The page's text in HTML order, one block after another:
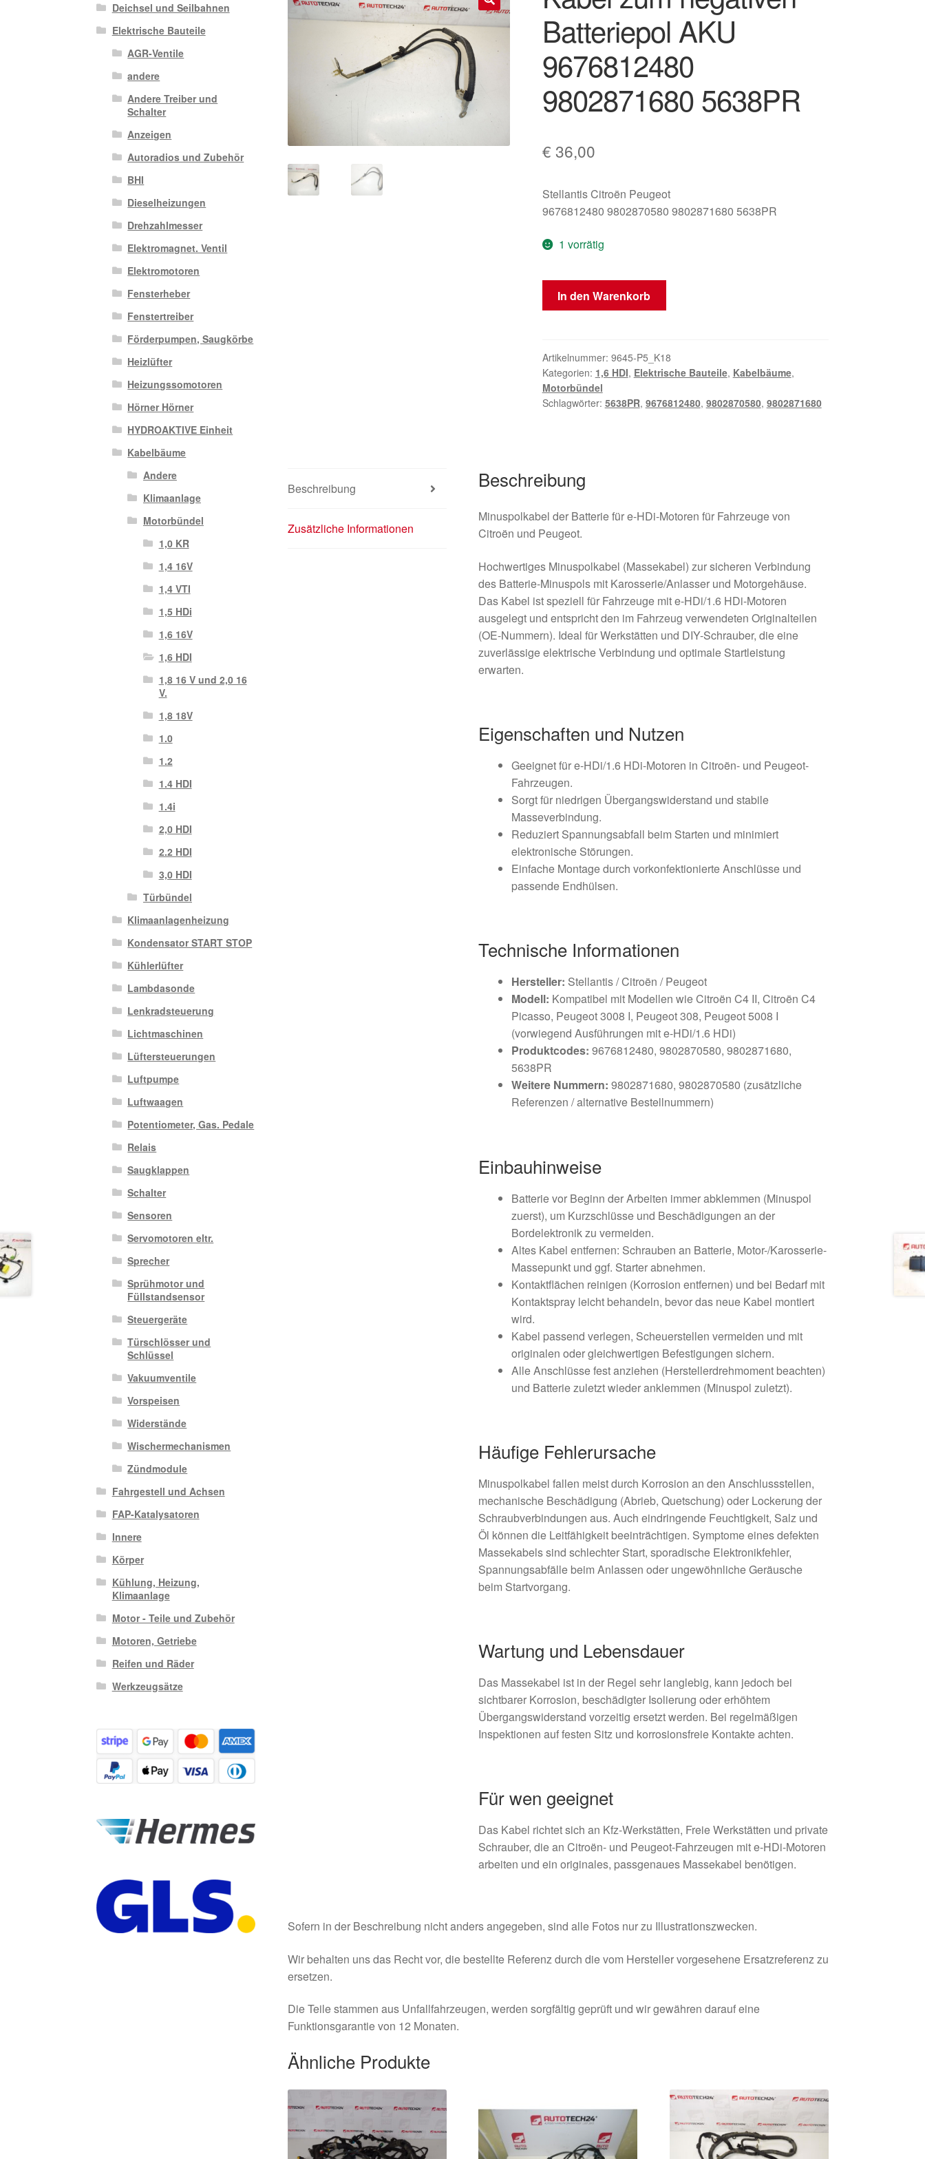
🔍
Batteriepol AKU
9676812480
9802871680 5638PR
€ 36,00
Stellantis Citroën Peugeot
9676812480 9802870580 9802871680 5638PR
1 vorrätig
Kabel
zum
AKU
9676812480
9802871680
5638PR
In den Warenkorb
Artikelnummer: 9645-P5_K18
Kategorien: 1,6 HDI, Elektrische Bauteile, Kabelbäume,
Motorbündel
Schlagwörter: 5638PR, 9676812480, 9802870580, 9802871680
Beschreibung
Zusätzliche Informationen
Beschreibung
Minuspolkabel der Batterie für e-HDi-Motoren für Fahrzeuge von
Citroën und Peugeot.
Hochwertiges Minuspolkabel (Massekabel) zur sicheren Verbindung
des Batterie-Minuspols mit Karosserie/Anlasser und Motorgehäuse.
Das Kabel ist speziell für Fahrzeuge mit e-HDi/1.6 HDi-Motoren
ausgelegt und entspricht den im Fahrzeug verwendeten Originalteilen
(OE-Nummern). Ideal für Werkstätten und DIY-Schrauber, die eine
zuverlässige elektrische Verbindung und optimale Startleistung
erwarten.
Eigenschaften und Nutzen
Geeignet für e-HDi/1.6 HDi-Motoren in Citroën- und Peugeot-
Fahrzeugen.
Sorgt für niedrigen Übergangswiderstand und stabile
Masseverbindung.
Reduziert Spannungsabfall beim Starten und minimiert
elektronische Störungen.
Einfache Montage durch vorkonfektionierte Anschlüsse und
passende Endhülsen.
Technische Informationen
Hersteller: Stellantis / Citroën / Peugeot
Modell: Kompatibel mit Modellen wie Citroën C4 II, Citroën C4
Picasso, Peugeot 3008 I, Peugeot 308, Peugeot 5008 I
(vorwiegend Ausführungen mit e-HDi/1.6 HDi)
Produktcodes: 9676812480, 9802870580, 9802871680,
5638PR
Weitere Nummern: 9802871680, 9802870580 (zusätzliche
Referenzen / alternative Bestellnummern)
Einbauhinweise
Batterie vor Beginn der Arbeiten immer abklemmen (Minuspol
zuerst), um Kurzschlüsse und Beschädigungen an der
Bordelektronik zu vermeiden.
Altes Kabel entfernen: Schrauben an Batterie, Motor-/Karosserie-
Massepunkt und ggf. Starter abnehmen.
Kontaktflächen reinigen (Korrosion entfernen) und bei Bedarf mit
Kontaktspray leicht behandeln, bevor das neue Kabel montiert
wird.
Kabel passend verlegen, Scheuerstellen vermeiden und mit
originalen oder gleichwertigen Befestigungen sichern.
Alle Anschlüsse fest anziehen (Herstellerdrehmoment beachten)
und Batterie zuletzt wieder anklemmen (Minuspol zuletzt).
Häufige Fehlerursache
Minuspolkabel fallen meist durch Korrosion an den Anschlussstellen,
mechanische Beschädigung (Abrieb, Quetschung) oder Lockerung der
Schraubverbindungen aus. Auch eindringende Feuchtigkeit, Salz und
Öl können die Leitfähigkeit beeinträchtigen. Symptome eines defekten
Massekabels sind schlechter Start, sporadische Elektronikfehler,
Spannungsabfälle beim Anlassen oder ungewöhnliche Geräusche
beim Startvorgang.
Wartung und Lebensdauer
Das Massekabel ist in der Regel sehr langlebig, kann jedoch bei
sichtbarer Korrosion, beschädigter Isolierung oder erhöhtem
Übergangswiderstand vorzeitig ersetzt werden. Bei regelmäßigen
Inspektionen auf festen Sitz und korrosionsfreie Kontakte achten.
Für wen geeignet
Das Kabel richtet sich an Kfz-Werkstätten, Freie Werkstätten und private
Schrauber, die an Citroën- und Peugeot-Fahrzeugen mit e-HDi-Motoren
arbeiten und ein originales, passgenaues Massekabel benötigen.
Sofern in der Beschreibung nicht anders angegeben, sind alle Fotos nur zu Illustrationszwecken.
Wir behalten uns das Recht vor, die bestellte Referenz durch die vom Hersteller vorgesehene Ersatzreferenz zu
ersetzen.
Die Teile stammen aus Unfallfahrzeugen, werden sorgfältig geprüft und wir gewähren darauf eine
Funktionsgarantie von 12 Monaten.
Ähnliche Produkte
Deichsel und Seilbahnen
Elektrische Bauteile
AGR-Ventile
andere
Andere Treiber und
Schalter
Anzeigen
Autoradios und Zubehör
BHI
Dieselheizungen
Drehzahlmesser
Elektromagnet. Ventil
Elektromotoren
Fensterheber
Fenstertreiber
Förderpumpen, Saugkörbe
Heizlüfter
Heizungssomotoren
Hörner Hörner
HYDROAKTIVE Einheit
Kabelbäume
Andere
Klimaanlage
Motorbündel
1,0 KR
1,4 16V
1,4 VTI
1,5 HDi
1,6 16V
1,6 HDI
1,8 16 V und 2,0 16
V.
1,8 18V
1.0
1.2
1.4 HDI
1.4i
2,0 HDI
2.2 HDI
3,0 HDI
Türbündel
Klimaanlagenheizung
Kondensator START STOP
Kühlerlüfter
Lambdasonde
Lenkradsteuerung
Lichtmaschinen
Lüftersteuerungen
Luftpumpe
Luftwaagen
Potentiometer, Gas. Pedale
Relais
Saugklappen
Schalter
Sensoren
Servomotoren eltr.
Sprecher
Sprühmotor und
Füllstandsensor
Steuergeräte
Türschlösser und
Schlüssel
Vakuumventile
Vorspeisen
Widerstände
Wischermechanismen
Zündmodule
Fahrgestell und Achsen
FAP-Katalysatoren
Innere
Körper
Kühlung, Heizung,
Klimaanlage
Motor - Teile und Zubehör
Motoren, Getriebe
Reifen und Räder
Werkzeugsätze